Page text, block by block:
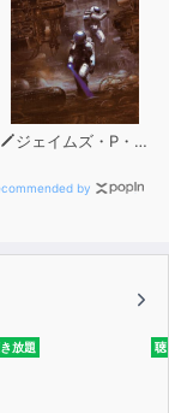
ジェイムズ・P・ホーガン
by
放題 聴